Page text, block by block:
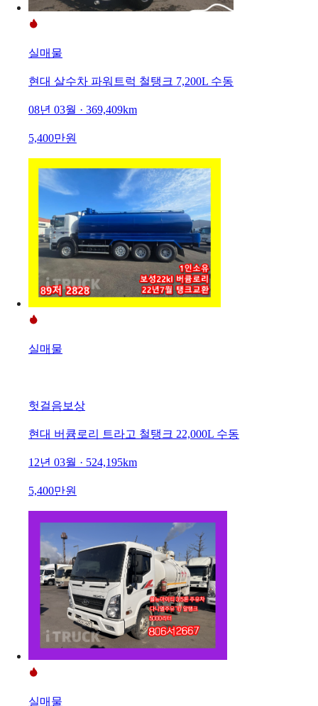
실매물
현대 살수차 파워트럭 철탱크 7,200L 수동
08년 03월 · 369,409km
5,400만원
실매물
헛걸음보상
현대 버큠로리 트라고 철탱크 22,000L 수동
12년 03월 · 524,195km
5,400만원
실매물